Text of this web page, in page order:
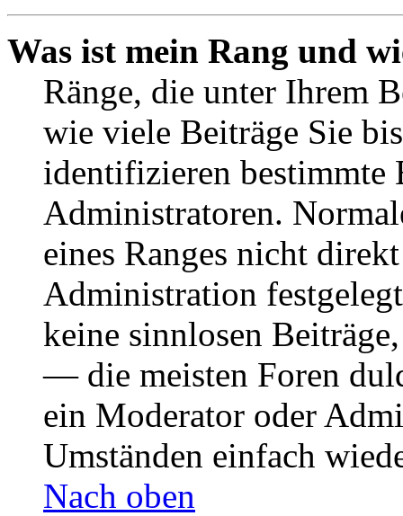
Was ist mein Rang und
Ränge, die unter Ihrem
wie viele Beiträge Sie
identifizieren bestimmte
Administratoren.
eines Ranges nicht
Administration
keine sinnlosen
— die meisten Foren
ein Moderator oder
Umständen einfach
Nach oben